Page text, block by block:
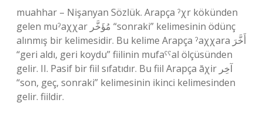
muahhar – Nişanyan Sözlük. Arapça ˀχr kökünden
gelen muˀaχχar مُؤَخَّر “sonraki” kelimesinin ödünç
alınmış bir kelimesidir. Bu kelime Arapça ˀaχχara أَخَّرَ
“geri aldı, geri koydu” fiilinin mufaˁˁal ölçüsünden
gelir. II. Pasif bir fiil sıfatıdır. Bu fiil Arapça āχir آخِر
“son, geç, sonraki” kelimesinin ikinci kelimesinden
gelir. fiildir.